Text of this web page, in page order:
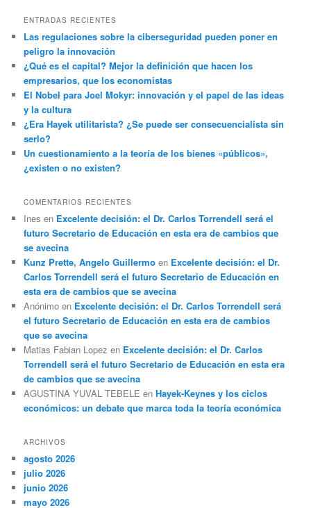
ENTRADAS RECIENTES
Las regulaciones sobre la ciberseguridad pueden poner en
peligro la innovación
¿Qué es el capital? Mejor la definición que hacen los
empresarios, que los economistas
El Nobel para Joel Mokyr: innovación y el papel de las ideas
y la cultura
¿Era Hayek utilitarista? ¿Se puede ser consecuencialista sin
serlo?
Un cuestionamiento a la teoría de los bienes «públicos»,
¿existen o no existen?
COMENTARIOS RECIENTES
Ines en Excelente decisión: el Dr. Carlos Torrendell será el
futuro Secretario de Educación en esta era de cambios que
se avecina
Kunz Prette, Angelo Guillermo en Excelente decisión: el Dr.
Carlos Torrendell será el futuro Secretario de Educación en
esta era de cambios que se avecina
Anónimo en Excelente decisión: el Dr. Carlos Torrendell será
el futuro Secretario de Educación en esta era de cambios
que se avecina
Matias Fabian Lopez en Excelente decisión: el Dr. Carlos
Torrendell será el futuro Secretario de Educación en esta era
de cambios que se avecina
AGUSTINA YUVAL TEBELE enHayek-Keynes y los ciclos
económicos: un debate que marca toda la teoría económica
ARCHIVOS
agosto 2026
julio 2026
junio 2026
mayo 2026